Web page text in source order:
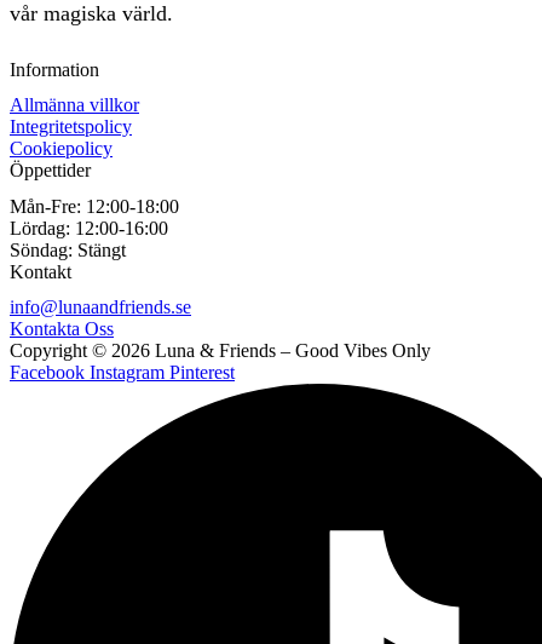
vår magiska värld.
Information
Allmänna villkor
Integritetspolicy
Cookiepolicy
Öppettider
Mån-Fre: 12:00-18:00
Lördag: 12:00-16:00
Söndag: Stängt
Kontakt
info@lunaandfriends.se
Kontakta Oss
Copyright © 2026 Luna & Friends – Good Vibes Only
Facebook Instagram Pinterest